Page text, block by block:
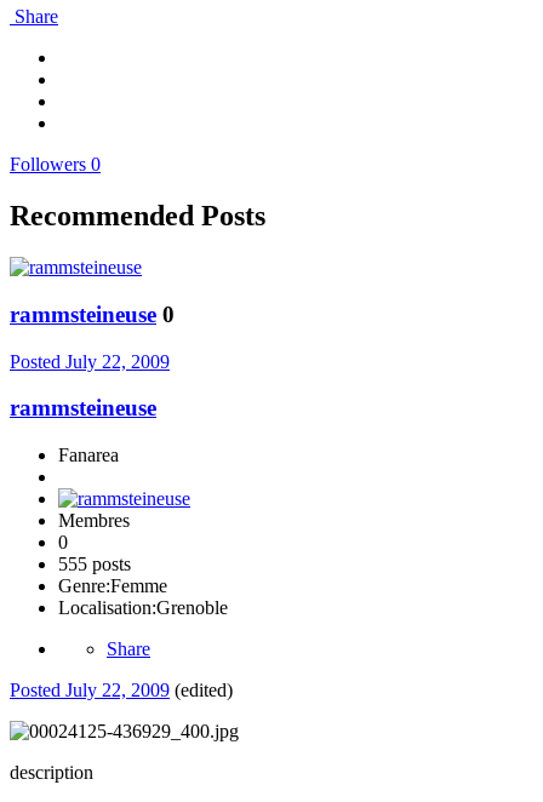
Share
Followers 0
Recommended Posts
rammsteineuse 0
Posted July 22, 2009
rammsteineuse
Fanarea
Membres
0
555 posts
Genre:Femme
Localisation:Grenoble
Share
Posted July 22, 2009 (edited)
description